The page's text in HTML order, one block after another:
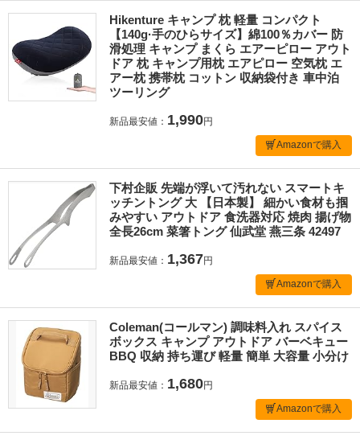
Hikenture キャンプ 枕 軽量 コンパクト
【140g·手のひらサイズ】綿100％カバー 防
滑処理 キャンプ まくら エアーピロー アウト
ドア 枕 キャンプ用枕 エアピロー 空気枕 エ
アー枕 携帯枕 コットン 収納袋付き 車中泊
ツーリング
新品最安値： 1,990円
Amazonで購入
下村企販 先端が浮いて汚れない スマートキ
ッチントング 大 【日本製】 細かい食材も掴
みやすい アウトドア 食洗器対応 焼肉 揚げ物
全長26cm 菜箸トング 仙武堂 燕三条 42497
新品最安値： 1,367円
Amazonで購入
Coleman(コールマン) 調味料入れ スパイス
ボックス キャンプ アウトドア バーベキュー
BBQ 収納 持ち運び 軽量 簡単 大容量 小分け
新品最安値： 1,680円
Amazonで購入